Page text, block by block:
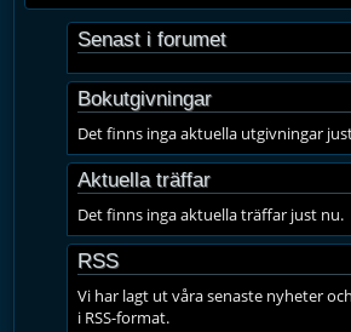
Senast i forumet
Bokutgivningar
Det finns inga aktuella utgivningar
Aktuella träffar
Det finns inga aktuella träffar just nu.
RSS
Vi har lagt ut våra senaste nyheter
i RSS-format.